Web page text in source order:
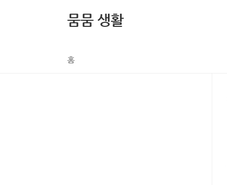
뭄뭄 생활
홈